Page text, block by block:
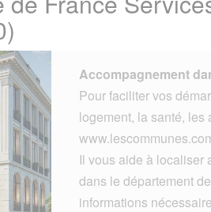
Accompagnement
Pour faciliter vos
logement, la santé,
Il vous aide à localiser
dans le département
informations